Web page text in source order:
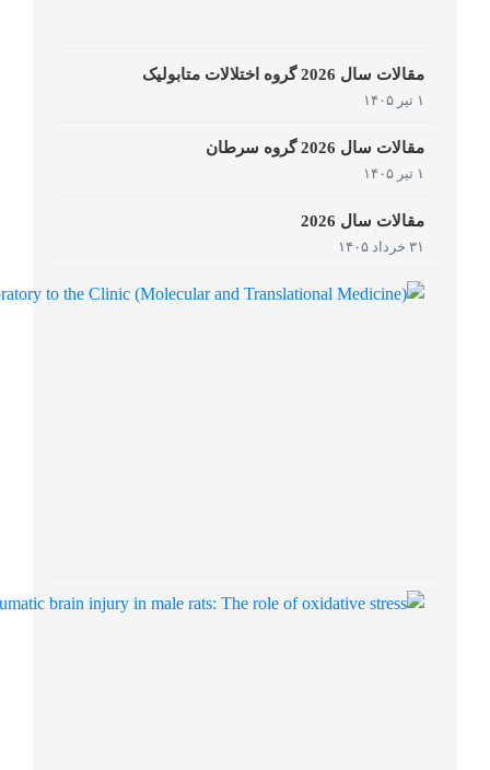
مقالات سال 2026 گروه اختلالات متابولیک
۱ تیر ۱۴۰۵
مقالات سال 2026 گروه سرطان
۱ تیر ۱۴۰۵
مقالات سال 2026
۳۱ خرداد ۱۴۰۵